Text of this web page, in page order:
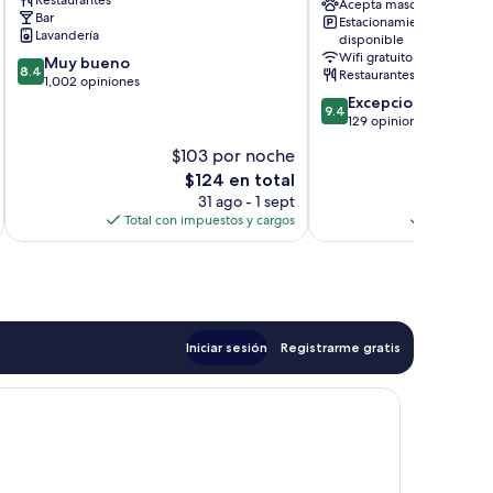
Bar
Lavandería
8.4
de
8.4 Muy bueno
1,002 opiniones
$103 por noche
El
precio
actual
es
$124 en total
31 ago - 1 sept
Total con impuestos y cargos
Collection
by
Hilton
Portrush
Acepta mascotas
Estacionamiento
disponible
Wifi gratuito
Restaurantes
9.4
de
9.4 Excepcional
129 opiniones
Iniciar sesión Registrarme gratis